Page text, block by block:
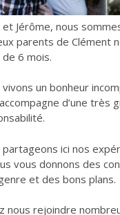
et Jérôme, nous
parents de Clément
6 mois.
vivons un bonheur
d’une très
partageons ici nos
vous donnons des
et des bons plans.
nous rejoindre